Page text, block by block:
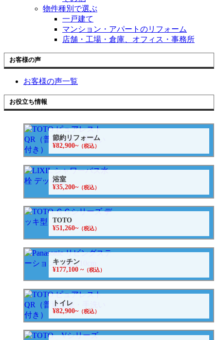
物件種別で選ぶ
一戸建て
マンション・アパートのリフォーム
店舗・工場・倉庫、オフィス・事務所
お客様の声
お客様の声一覧
お役立ち情報
節約リフォーム
¥82,900~（税込）
浴室
¥35,200~（税込）
TOTO
¥51,260~（税込）
キッチン
¥177,100 ~（税込）
トイレ
¥82,900~（税込）